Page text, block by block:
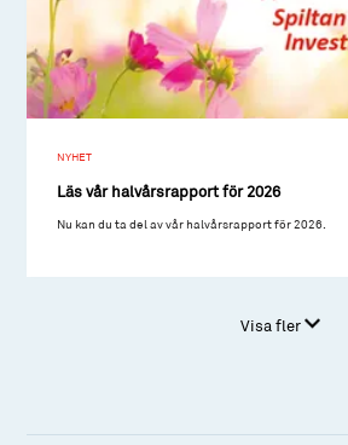
NYHET
Läs vår halvårsrapport för 2026
Nu kan du ta del av vår halvårsrapport för 2026.
Visa fler